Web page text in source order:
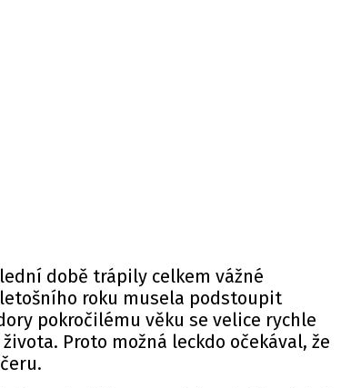
době trápily celkem vážné
roku musela podstoupit
pokročilému věku se velice rychle
Proto možná leckdo očekával, že